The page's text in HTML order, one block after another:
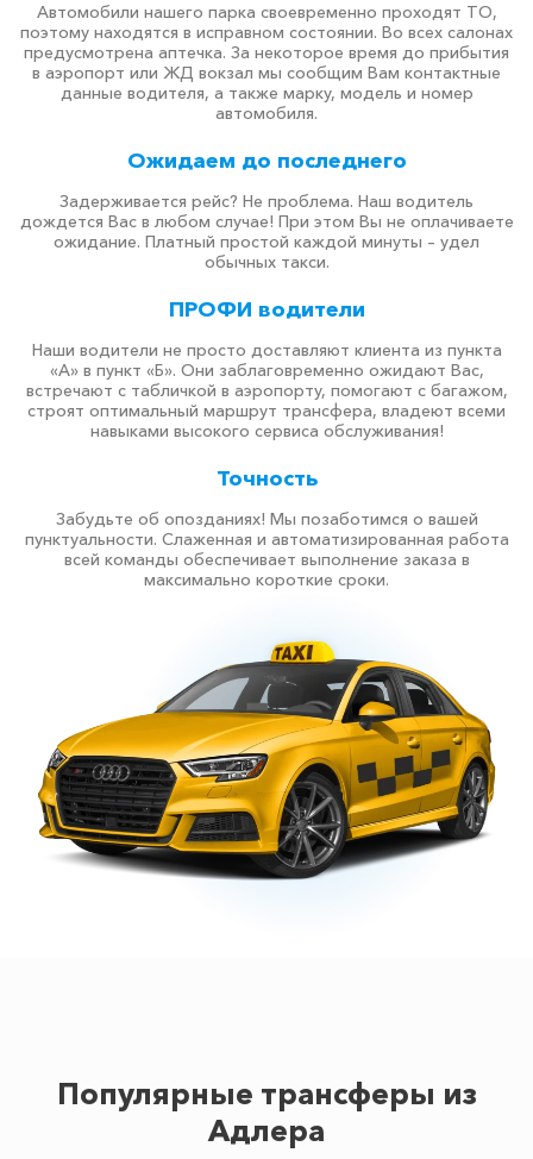
Автомобили нашего парка своевременно проходят ТО,
поэтому находятся в исправном состоянии. Во всех салонах
предусмотрена аптечка. За некоторое время до прибытия
в аэропорт или ЖД вокзал мы сообщим Вам контактные
данные водителя, а также марку, модель и номер
автомобиля.
Ожидаем до последнего
Задерживается рейс? Не проблема. Наш водитель
дождется Вас в любом случае! При этом Вы не оплачиваете
ожидание. Платный простой каждой минуты – удел
обычных такси.
ПРОФИ водители
Наши водители не просто доставляют клиента из пункта
«А» в пункт «Б». Они заблаговременно ожидают Вас,
встречают с табличкой в аэропорту, помогают с багажом,
строят оптимальный маршрут трансфера, владеют всеми
навыками высокого сервиса обслуживания!
Точность
Забудьте об опозданиях! Мы позаботимся о вашей
пунктуальности. Слаженная и автоматизированная работа
всей команды обеспечивает выполнение заказа в
максимально короткие сроки.
Популярные трансферы из
Адлера